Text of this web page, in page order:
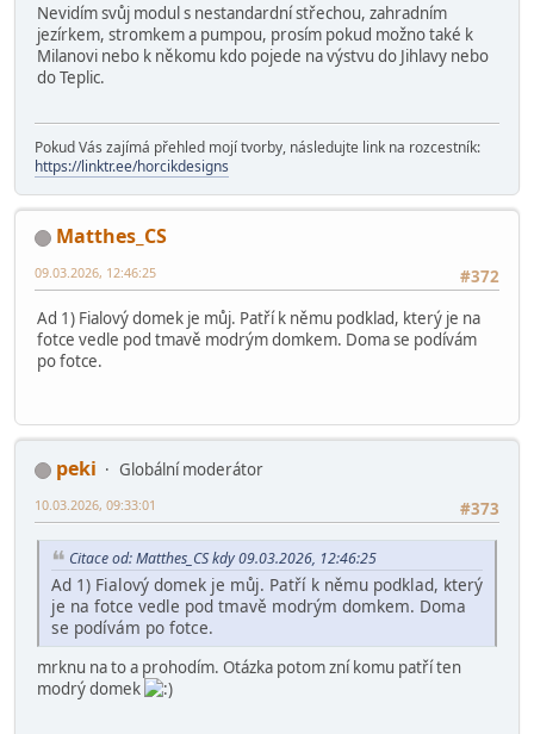
Nevidím svůj modul s nestandardní střechou, zahradním
jezírkem, stromkem a pumpou, prosím pokud možno také k
Milanovi nebo k někomu kdo pojede na výstvu do Jihlavy nebo
do Teplic.
Pokud Vás zajímá přehled mojí tvorby, následujte link na rozcestník:
https://linktr.ee/horcikdesigns
Matthes_CS
#372
09.03.2026, 12:46:25
Ad 1) Fialový domek je můj. Patří k němu podklad, který je na
fotce vedle pod tmavě modrým domkem. Doma se podívám
po fotce.
peki
Globální moderátor
#373
10.03.2026, 09:33:01
Citace od: Matthes_CS kdy 09.03.2026, 12:46:25
Ad 1) Fialový domek je můj. Patří k němu podklad, který
je na fotce vedle pod tmavě modrým domkem. Doma
se podívám po fotce.
mrknu na to a prohodím. Otázka potom zní komu patří ten
modrý domek